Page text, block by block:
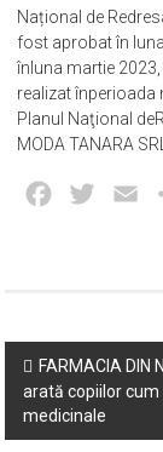
Național de
fost aprobat în
înluna martie
realizat înperioada
Planul Naţional
MODA TANARA
Facebook
Twitter
Post
navigation
FARMACIA
arată copiilor
medicinale